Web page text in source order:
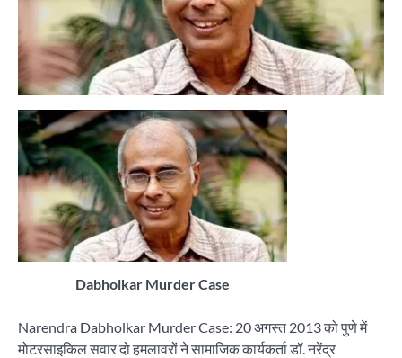
Dabholkar Murder Case
Narendra Dabholkar Murder Case: 20 अगस्त 2013 को पुणे में
मोटरसाइकिल सवार दो हमलावरों ने सामाजिक कार्यकर्ता डॉ. नरेंद्र